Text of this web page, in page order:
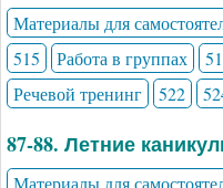
Материалы для
515
Работа в группах
Речевой тренинг
522
87-88. Летние